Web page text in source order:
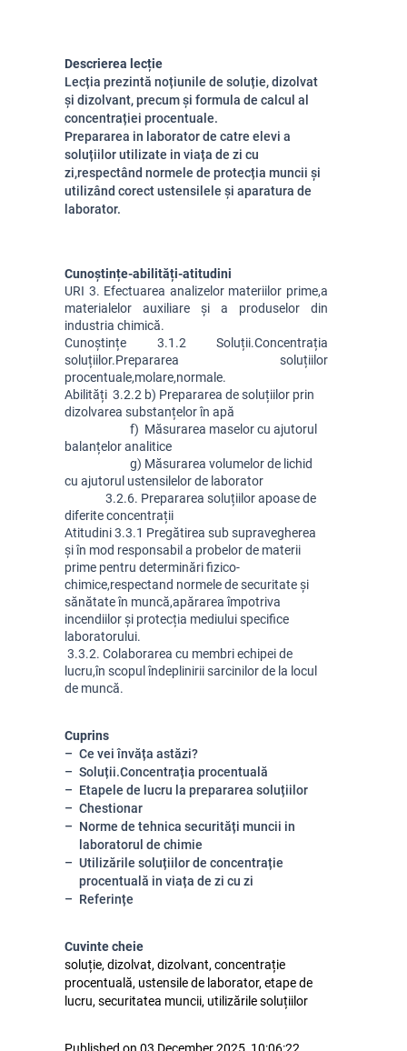
Descrierea lecție
Lecția prezintă noțiunile de soluție, dizolvat
și dizolvant, precum și formula de calcul al
concentrației procentuale.
Prepararea in laborator de catre elevi a
soluțiilor utilizate in viața de zi cu
zi,respectând normele de protecția muncii și
utilizând corect ustensilele și aparatura de
laborator.
Cunoștințe-abilități-atitudini
URI 3. Efectuarea analizelor materiilor prime,a
materialelor auxiliare și a produselor din
industria chimică.
Cunoștințe 3.1.2 Soluții.Concentrația
soluțiilor.Prepararea soluțiilor
procentuale,molare,normale.
Abilități 3.2.2 b) Prepararea de soluțiilor prin
dizolvarea substanțelor în apă
f)  Măsurarea maselor cu ajutorul
balanțelor analitice
g) Măsurarea volumelor de lichid
cu ajutorul ustensilelor de laborator
3.2.6. Prepararea soluțiilor apoase de
diferite concentrații
Atitudini 3.3.1 Pregătirea sub supravegherea
și în mod responsabil a probelor de materii
prime pentru determinări fizico-
chimice,respectand normele de securitate și
sănătate în muncă,apărarea împotriva
incendiilor și protecția mediului specifice
laboratorului.
lucru,în scopul îndeplinirii sarcinilor de la locul
de muncă.
Cuprins
Ce vei învăța astăzi?
Soluții.Concentrația procentuală
Etapele de lucru la prepararea soluțiilor
Chestionar
Norme de tehnica securități muncii in
laboratorul de chimie
Utilizările soluțiilor de concentrație
procentuală in viața de zi cu zi
Referințe
Cuvinte cheie
soluție, dizolvat, dizolvant, concentrație
procentuală, ustensile de laborator, etape de
lucru, securitatea muncii, utilizările soluțiilor